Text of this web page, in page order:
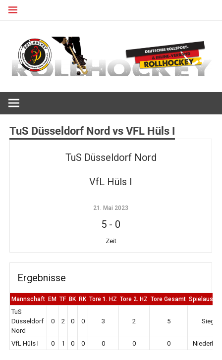
Zum
TuS Düsseldorf Nord vs VFL Hüls I
TuS Düsseldorf Nord
VfL Hüls I
21. Mai 2023
5 - 0
Zeit
Ergebnisse
Mannschaft EM TF BK RK Tore 1. HZ Tore 2. HZ Tore Gesamt
TuS
Düsseldorf
Nord
0 2 0 0 3 2 5 Sieg
VfL Hüls I 0 1 0 0 0 0 0